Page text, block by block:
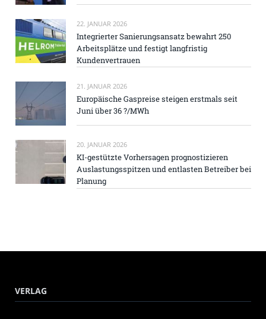
22. JANUAR 2026
Integrierter Sanierungsansatz bewahrt 250
Arbeitsplätze und festigt langfristig
Kundenvertrauen
21. JANUAR 2026
Europäische Gaspreise steigen erstmals seit
Juni über 36 ?/MWh
20. JANUAR 2026
KI-gestützte Vorhersagen prognostizieren
Auslastungsspitzen und entlasten Betreiber bei
Planung
VERLAG